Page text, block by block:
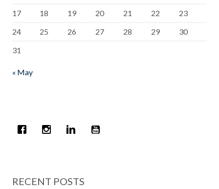
17 18 19 20 21 22
23
24
25 26 27 28 29
30
31
« May
RECENT POSTS